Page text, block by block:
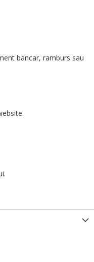
bancar, ramburs sau